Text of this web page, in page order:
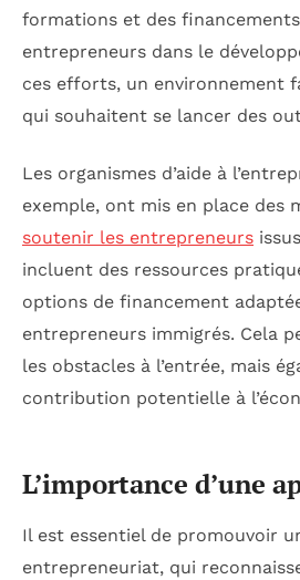
formations et des
entrepreneurs dans le
ces efforts, un environnement
qui souhaitent se lancer des
Les organismes d’aide à
exemple, ont mis en place des
soutenir les entrepreneurs
incluent des ressources
options de financement
entrepreneurs immigrés. Cela
les obstacles à l’entrée, mais
contribution potentielle à
L’importance d’une
Il est essentiel de promouvoir
entrepreneuriat, qui